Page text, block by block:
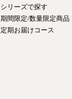
シリーズで探す
期間限定/数量限定商品
定期お届けコース